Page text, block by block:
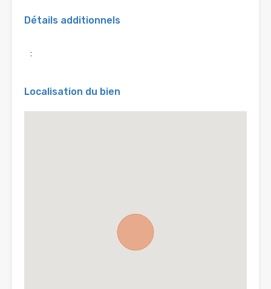
Détails additionnels
:
Localisation du bien